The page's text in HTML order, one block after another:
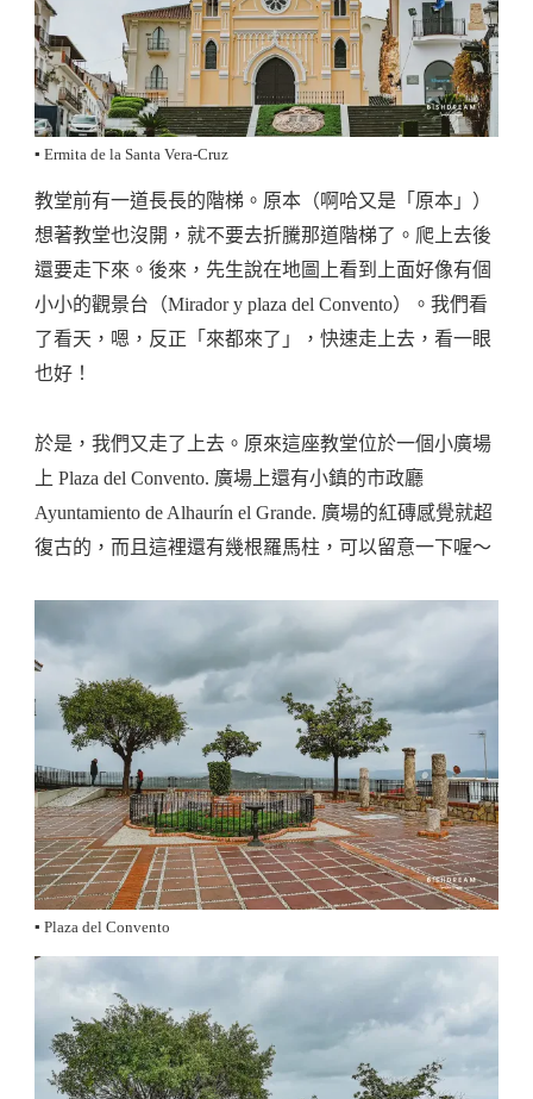
▪️ Ermita de la Santa Vera-Cruz
教堂前有一道長長的階梯。原本（啊哈又是「原本」）
想著教堂也沒開，就不要去折騰那道階梯了。爬上去後
還要走下來。後來，先生說在地圖上看到上面好像有個
小小的觀景台（Mirador y plaza del Convento）。我們看
了看天，嗯，反正「來都來了」，快速走上去，看一眼
也好！
於是，我們又走了上去。原來這座教堂位於一個小廣場
上 Plaza del Convento. 廣場上還有小鎮的市政廳
Ayuntamiento de Alhaurín el Grande. 廣場的紅磚感覺就超
復古的，而且這裡還有幾根羅馬柱，可以留意一下喔～
▪️ Plaza del Convento